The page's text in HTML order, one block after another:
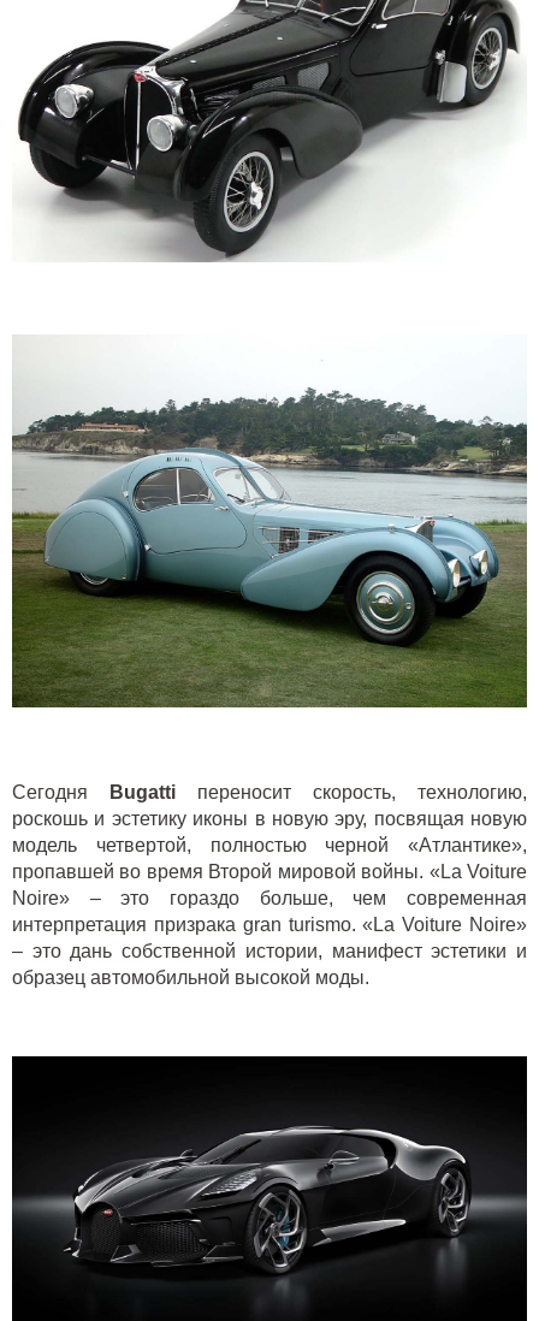
Сегодня Bugatti переносит скорость, технологию,
роскошь и эстетику иконы в новую эру, посвящая новую
модель четвертой, полностью черной «Атлантике»,
пропавшей во время Второй мировой войны. «La Voiture
Noire» – это гораздо больше, чем современная
интерпретация призрака gran turismo. «La Voiture Noire»
– это дань собственной истории, манифест эстетики и
образец автомобильной высокой моды.